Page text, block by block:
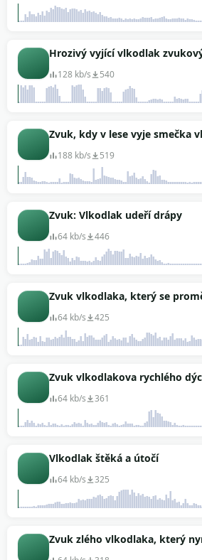
Hrozivý vyjící vlkodlak
128 kb/s 540
Zvuk, kdy v lese vyje smečka
188 kb/s 519
Zvuk: Vlkodlak udeří drápy
64 kb/s 446
Zvuk vlkodlaka, který se
64 kb/s 425
Zvuk vlkodlakova rychlého
64 kb/s 361
Vlkodlak štěká a útočí
64 kb/s 325
Zvuk zlého vlkodlaka, který